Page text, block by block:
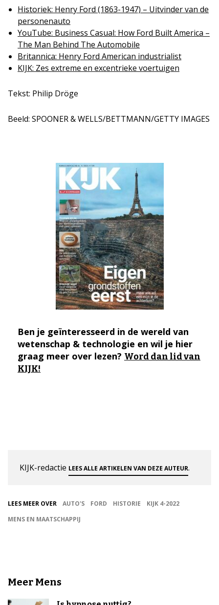
Historiek: Henry Ford (1863-1947) – Uitvinder van de
personenauto
YouTube: Business Casual: How Ford Built America –
The Man Behind The Automobile
Britannica: Henry Ford American industrialist
KIJK: Zes extreme en excentrieke voertuigen
Tekst: Philip Dröge
Beeld: SPOONER & WELLS/BETTMANN/GETTY IMAGES
Ben je geïnteresseerd in de wereld van
wetenschap & technologie en wil je hier
graag meer over lezen? Word dan lid van
KIJK!
KIJK-redactie LEES ALLE ARTIKELEN VAN DEZE AUTEUR.
LEES MEER OVER AUTO'S FORD HISTORIE
KIJK 4-2022
MENS EN MAATSCHAPPIJ
Meer Mens